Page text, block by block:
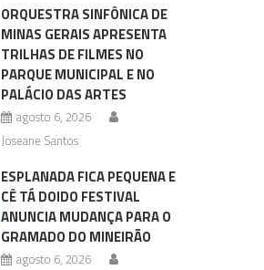
ORQUESTRA SINFÔNICA DE
MINAS GERAIS APRESENTA
TRILHAS DE FILMES NO
PARQUE MUNICIPAL E NO
PALÁCIO DAS ARTES
agosto 6, 2026
Joseane Santos
ESPLANADA FICA PEQUENA E
CÊ TÁ DOIDO FESTIVAL
ANUNCIA MUDANÇA PARA O
GRAMADO DO MINEIRÃO
agosto 6, 2026